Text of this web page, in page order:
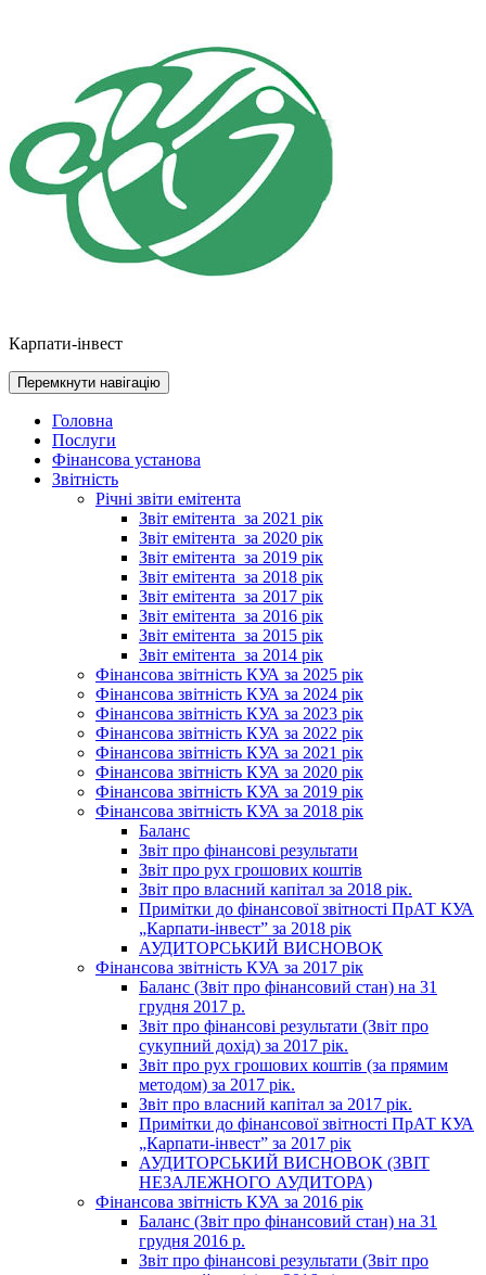
Карпати-інвест
Перемкнути навігацію
Головна
Послуги
Фінансова установа
Звітність
Річні звіти емітента
Звіт емітента_за 2021 рік
Звіт емітента_за 2020 рік
Звіт емітента_за 2019 рік
Звіт емітента_за 2018 рік
Звіт емітента_за 2017 рік
Звіт емітента_за 2016 рік
Звіт емітента_за 2015 рік
Звіт емітента_за 2014 рік
Фінансова звітність КУА за 2025 рік
Фінансова звітність КУА за 2024 рік
Фінансова звітність КУА за 2023 рік
Фінансова звітність КУА за 2022 рік
Фінансова звітність КУА за 2021 рік
Фінансова звітність КУА за 2020 рік
Фінансова звітність КУА за 2019 рік
Фінансова звітність КУА за 2018 рік
Баланс
Звіт про фінансові результати
Звіт про рух грошових коштів
Звіт про власний капітал за 2018 рік.
Примітки до фінансової звітності ПрАТ КУА
„Карпати-інвест” за 2018 рік
АУДИТОРСЬКИЙ ВИСНОВОК
Фінансова звітність КУА за 2017 рік
Баланс (Звіт про фінансовий стан) на 31
грудня 2017 р.
Звіт про фінансові результати (Звіт про
сукупний дохід) за 2017 рік.
Звіт про рух грошових коштів (за прямим
методом) за 2017 рік.
Звіт про власний капітал за 2017 рік.
Примітки до фінансової звітності ПрАТ КУА
„Карпати-інвест” за 2017 рік
АУДИТОРСЬКИЙ ВИСНОВОК (ЗВІТ
НЕЗАЛЕЖНОГО АУДИТОРА)
Фінансова звітність КУА за 2016 рік
Баланс (Звіт про фінансовий стан) на 31
грудня 2016 р.
Звіт про фінансові результати (Звіт про